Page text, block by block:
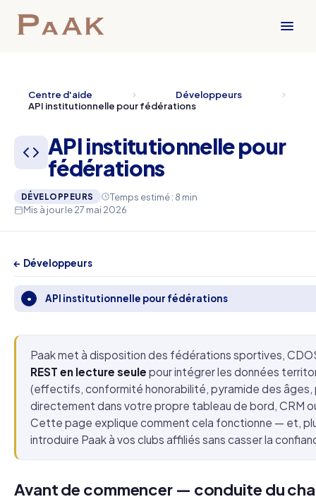
Centre d'aide
Développeurs
API institutionnelle pour fédérations
API institutionnelle pour
fédérations
DÉVELOPPEURS
Temps estimé : 8 min
Mis à jour le 27 mai 2026
← Développeurs
• API institutionnelle pour fédérations
Paak met à disposition des fédérations sportives,
REST en lecture seule pour intégrer les données
(effectifs, conformité honorabilité, pyramide des âges,
directement dans votre propre tableau de bord, CRM
Cette page explique comment cela fonctionne — et,
introduire Paak à vos clubs affiliés sans casser la
Avant de commencer — conduite du